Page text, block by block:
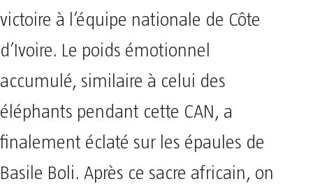
victoire à l’équipe nationale de Côte
d’Ivoire. Le poids émotionnel
accumulé, similaire à celui des
éléphants pendant cette CAN, a
finalement éclaté sur les épaules de
Basile Boli. Après ce sacre africain, on